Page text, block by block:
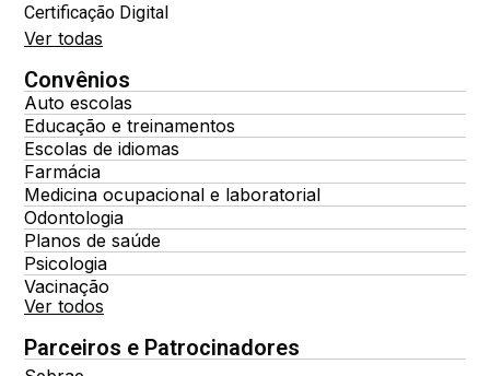
Certificação Digital
Ver todas
Convênios
Auto escolas
Educação e treinamentos
Escolas de idiomas
Farmácia
Medicina ocupacional e laboratorial
Odontologia
Planos de saúde
Psicologia
Vacinação
Ver todos
Parceiros e Patrocinadores